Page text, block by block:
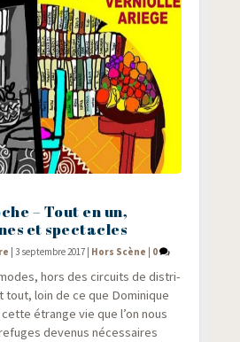
– Tout en un,
et spectacles
|3 septembre 2017 Hors Scène 0
hors des cir­cuits de dis­tri­
tout, loin de ce que Domi­nique
étrange vie que l’on nous
deve­nus néces­saires